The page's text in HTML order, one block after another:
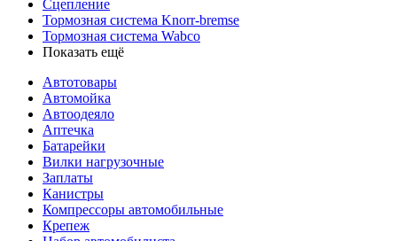
Сцепление
Тормозная система Knorr-bremse
Тормозная система Wabco
Показать ещё
Автотовары
Автомойка
Автоодеяло
Аптечка
Батарейки
Вилки нагрузочные
Заплаты
Канистры
Компрессоры автомобильные
Крепеж